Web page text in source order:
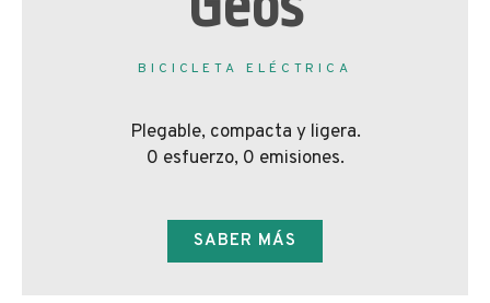
BICICLETA ELÉCTRICA
Plegable, compacta y ligera.
0 esfuerzo, 0 emisiones.
SABER MÁS